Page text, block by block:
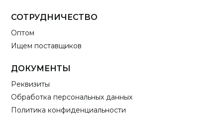
СОТРУДНИЧЕСТВО
Оптом
Ищем поставщиков
ДОКУМЕНТЫ
Реквизиты
Обработка персональных данных
Политика конфиденциальности